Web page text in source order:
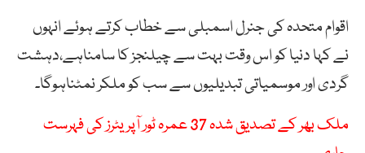
اقوام متحدہ کی جنرل اسمبلی سے خطاب کرتے ہوئے انہوں
نے کہا دنیا کو اس وقت بہت سے چیلنجز کا سامناہے،دہشت
گردی اور موسمیاتی تبدیلیوں سے سب کو ملکر نمٹناہوگا۔
ملک بھر کے تصدیق شدہ 37 عمرہ ٹور آپریٹرز کی فہرست